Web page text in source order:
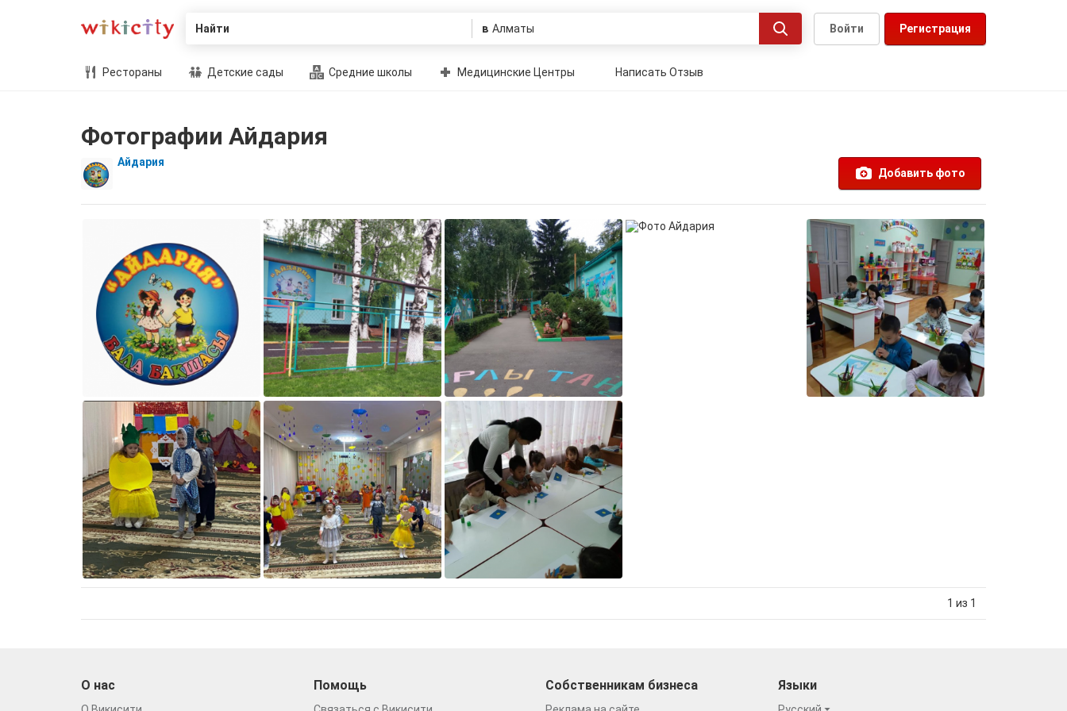
Найти в Регистрация
Войти
Рестораны Детские сады Средние школы Медицинские Центры Написать Отзыв
Фотографии Айдария
Айдария
Добавить фото
1 из 1
О нас Помощь Собственникам бизнеса Языки